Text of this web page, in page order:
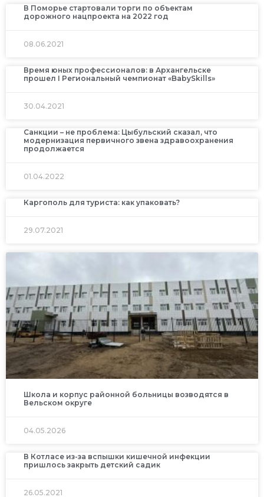
В Поморье стартовали торги по объектам
дорожного нацпроекта на 2022 год
08.06.2021
Время юных профессионалов: в Архангельске
прошел I Региональный чемпионат «BabySkills»
30.04.2021
Санкции – не проблема: Цыбульский сказал, что
модернизация первичного звена здравоохранения
продолжается
01.04.2022
Каргополь для туриста: как упаковать?
29.07.2021
Школа и корпус районной больницы возводятся в
Вельском округе
04.05.2026
В Котласе из-за вспышки кишечной инфекции
пришлось закрыть детский садик
26.05.2021